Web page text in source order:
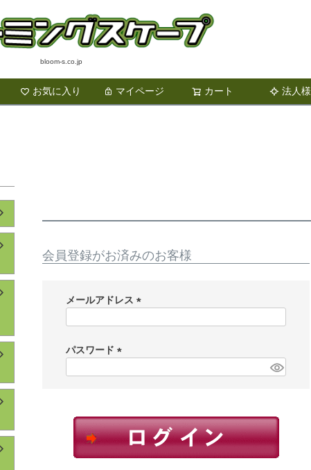
bloom-s.co.jp
お気に入り マイページ カート 法人様
会員登録がお済みのお客様
メールアドレス
)
パスワード